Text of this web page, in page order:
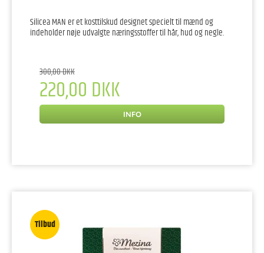
Silicea MAN er et kosttilskud designet specielt til mænd og
indeholder nøje udvalgte næringsstoffer til hår, hud og negle.
300,00 DKK
220,00 DKK
INFO
Tilbud